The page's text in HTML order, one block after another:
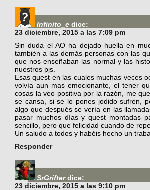
Infinito_e dice:
23 diciembre, 2015 a las 7:09 pm
Sin duda el AO ha dejado huella en
también a las demás personas con las
que nos enseñaban las normal y las
nuestros pjs.
Esas quest en las cuales muchas veces
volvía aun mas emocionante, el tener
cosas la veo positiva por la razón, me
se cansa, si se lo pones jodido sufren,
algo que después se vería en las
pasar muchos días y quest montadas
sencillo, pero que felicidad cuando de
Un saludo a todos y habéis hecho un
Responder
SrGrifter dice:
23 diciembre, 2015 a las 9:10 pm